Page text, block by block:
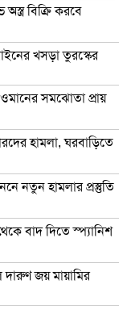
বিক্রি করবে
খসড়া তুরস্কের
সমঝোতা প্রায়
হামলা, ঘরবাড়িতে
নতুন হামলার প্রস্তুতি
বাদ দিতে স্প্যানিশ
দারুণ জয় মায়ামির